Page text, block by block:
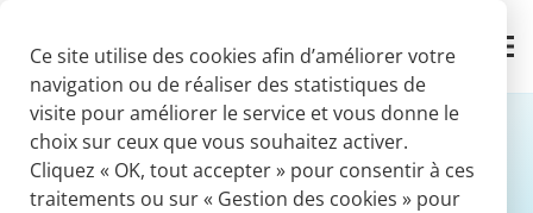
Contact
Ce site utilise des cookies afin d’améliorer votre
navigation ou de réaliser des statistiques de
visite pour améliorer le service et vous donne le
choix sur ceux que vous souhaitez activer.
Cliquez « OK, tout accepter » pour consentir à ces
traitements ou sur « Gestion des cookies » pour